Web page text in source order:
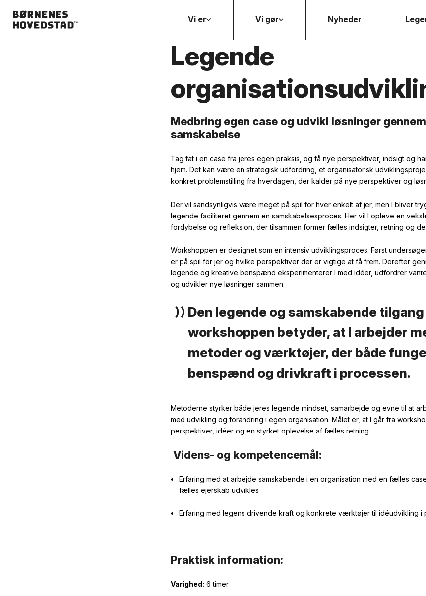
Vi er Vi gør Nyheder
Legende
Medbring egen case og udvikl løsninger
samskabelse
Tag fat i en case fra jeres egen praksis, og få nye perspektiver, indsigt og
hjem. Det kan være en strategisk udfordring, et organisatorisk
konkret problemstilling fra hverdagen der kalder på nye perspektiver og
Der vil sandsynligvis være meget på spil for hverenkelt af jer, men I bliver
legende faciliteret gennem en samskabelsesproces. Her vil I opleve en
fordybelse og refleksion, der tilsammen former fælles indsigter, retning og
Workshoppen er designet som en intensiv udviklingsproces. Først
er på spil for jer og hvilke perspektiver der er vigtige at få frem. Derefter
legende og kreative benspænd eksperimenterer I med idéer, udfordrer
og udviklernye løsninger sammen.
Den legende og samskabende tilgang
workshoppen betyder, at I arbejder
metoder og værktøjer, der både
benspænd og drivkraft i processen.
Metoderne styrker både jeres legende mindset, samarbejde og evne til at
med udvikling og forandring i egen organisation. Målet er, at I går fra
perspektiver, idéer og en styrket oplevelse af fælles retning.
Videns- og kompetencemål:
Erfaring med at arbejde samskabende i en organisation med en fælles case
fælles ejerskab udvikles
Erfaring med legens drivende kraft og konkrete værktøjer til idéudvikling i
Praktisk information:
Varighed: 6 timer